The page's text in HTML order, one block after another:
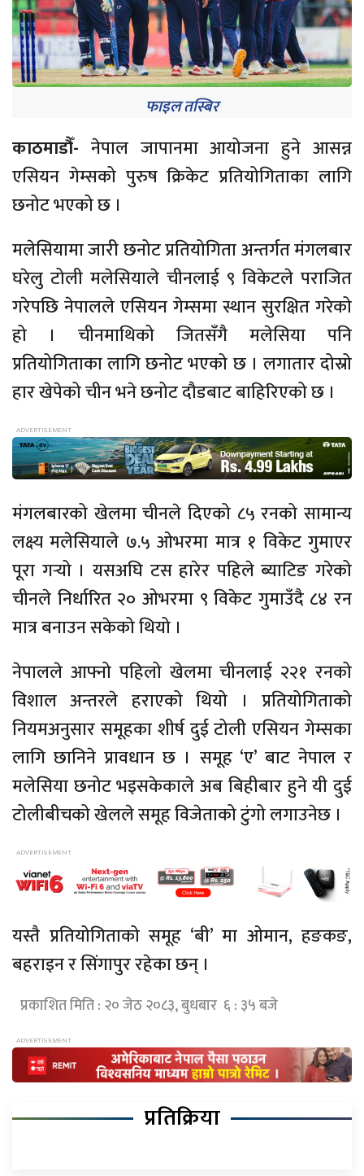
फाइल तस्बिर
काठमाडौँ- नेपाल जापानमा आयोजना हुने आसन्न
एसियन गेम्सको पुरुष क्रिकेट प्रतियोगिताका लागि
छनोट भएको छ ।
मलेसियामा जारी छनोट प्रतियोगिता अन्तर्गत मंगलबार
घरेलु टोली मलेसियाले चीनलाई ९ विकेटले पराजित
गरेपछि नेपालले एसियन गेम्समा स्थान सुरक्षित गरेको
हो । चीनमाथिको जितसँगै मलेसिया पनि
प्रतियोगिताका लागि छनोट भएको छ । लगातार दोस्रो
हार खेपेको चीन भने छनोट दौडबाट बाहिरिएको छ ।
मंगलबारको खेलमा चीनले दिएको ८५ रनको सामान्य
लक्ष्य मलेसियाले ७.५ ओभरमा मात्र १ विकेट गुमाएर
पूरा गर्‍यो । यसअघि टस हारेर पहिले ब्याटिङ गरेको
चीनले निर्धारित २० ओभरमा ९ विकेट गुमाउँदै ८४ रन
मात्र बनाउन सकेको थियो ।
नेपालले आफ्नो पहिलो खेलमा चीनलाई २२१ रनको
विशाल अन्तरले हराएको थियो । प्रतियोगिताको
नियमअनुसार समूहका शीर्ष दुई टोली एसियन गेम्सका
लागि छानिने प्रावधान छ । समूह ‘ए’ बाट नेपाल र
मलेसिया छनोट भइसकेकाले अब बिहीबार हुने यी दुई
टोलीबीचको खेलले समूह विजेताको टुंगो लगाउनेछ ।
यस्तै प्रतियोगिताको समूह ‘बी’ मा ओमान, हङकङ,
बहराइन र सिंगापुर रहेका छन् ।
प्रकाशित मिति : २० जेठ २०८३, बुधबार ६ : ३५ बजे
प्रतिक्रिया